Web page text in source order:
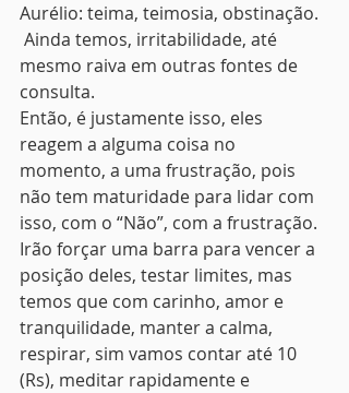
Aurélio: teima, teimosia, obstinação.
Ainda temos, irritabilidade, até
mesmo raiva em outras fontes de
consulta.
Então, é justamente isso, eles
reagem a alguma coisa no
momento, a uma frustração, pois
não tem maturidade para lidar com
isso, com o “Não”, com a frustração.
Irão forçar uma barra para vencer a
posição deles, testar limites, mas
temos que com carinho, amor e
tranquilidade, manter a calma,
respirar, sim vamos contar até 10
(Rs), meditar rapidamente e